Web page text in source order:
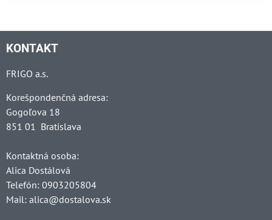
KONTAKT
FRIGO a.s.
Korešpondenčná adresa:
Gogoľova 18
851 01 Bratislava
Kontaktná osoba:
Alica Dostálová
Telefón: 0903205804
Mail: alica@dostalova.sk